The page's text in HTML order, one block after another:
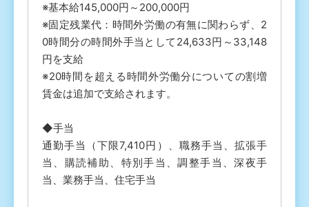
※基本給145,000円～200,000円
※固定残業代：時間外労働の有無に関わらず、2
0時間分の時間外手当として24,633円～33,148
円を支給
※20時間を超える時間外労働分についての割増
賃金は追加で支給されます。
◆手当
通勤手当（下限7,410円）、職務手当、拡張手
当、購読補助、特別手当、調整手当、深夜手
当、業務手当、住宅手当